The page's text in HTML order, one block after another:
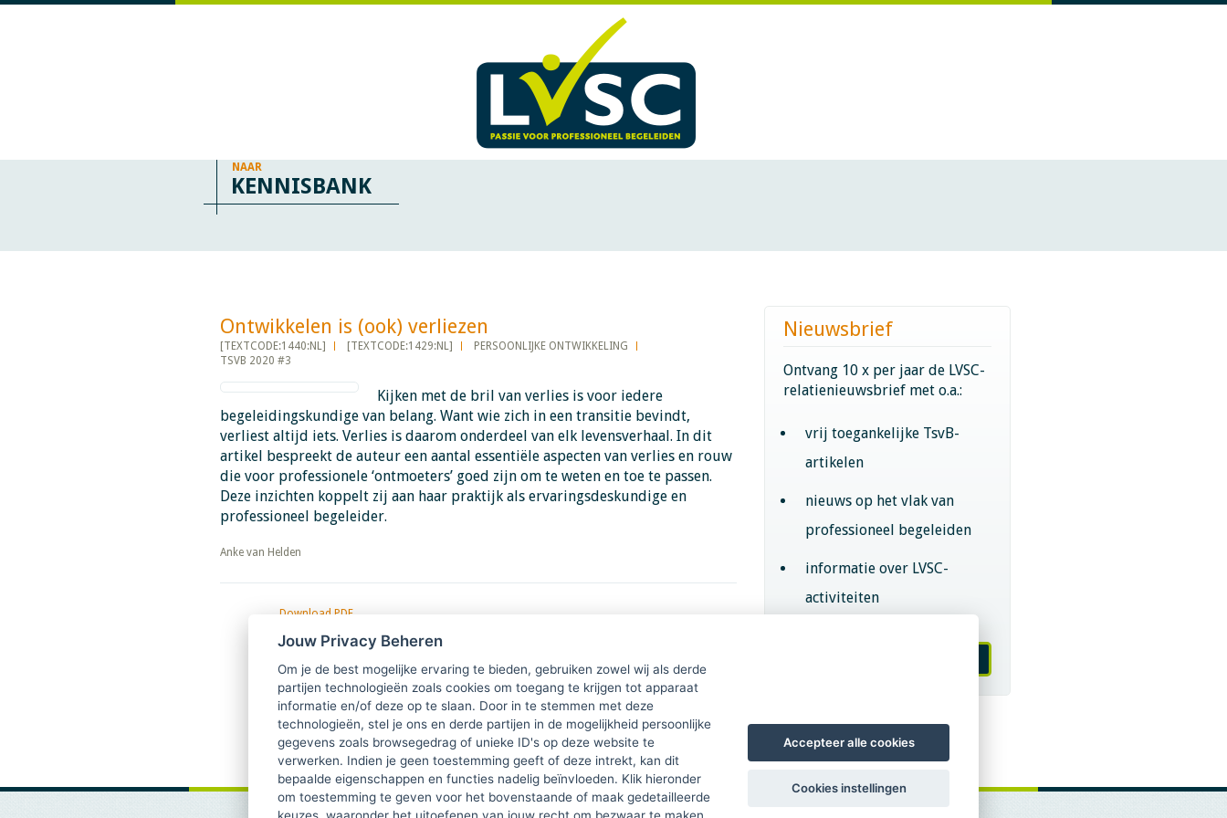
NAAR
KENNISBANK
Ontwikkelen is (ook) verliezen​​​​​​
[TEXTCODE:1440:NL] [TEXTCODE:1429:NL]
PERSOONLIJKE ONTWIKKELING
TSVB 2020 #3
Kijken met de bril van verlies is voor iedere
begeleidingskundige van belang. Want wie zich in een transitie bevindt,
verliest altijd iets. Verlies is daarom onderdeel van elk levensverhaal. In dit
artikel bespreekt de auteur een aantal essentiële aspecten van verlies en rouw
die voor professionele ‘ontmoeters’ goed zijn om te weten en toe te passen.
Deze inzichten koppelt zij aan haar praktijk als ervaringsdeskundige en
professioneel begeleider.
​​​​​​​Anke van Helden
Download PDF
verliezen
Nieuwsbrief
Ontvang 10 x per jaar de LVSC-
relatienieuwsbrief met o.a.:
vrij toegankelijke TsvB-
artikelen
nieuws op het vlak van
professioneel begeleiden
informatie over LVSC-
activiteiten
Jouw Privacy Beheren
Om je de best mogelijke ervaring te bieden, gebruiken zowel wij als derde
partijen technologieën zoals cookies om toegang te krijgen tot apparaat
informatie en/of deze op te slaan. Door in te stemmen met deze
technologieën, stel je ons en derde partijen in de mogelijkheid persoonlijke
gegevens zoals browsegedrag of unieke ID's op deze website te
verwerken. Indien je geen toestemming geeft of deze intrekt, kan dit
bepaalde eigenschappen en functies nadelig beïnvloeden. Klik hieronder
om toestemming te geven voor het bovenstaande of maak gedetailleerde
Accepteer alle cookies
Cookies instellingen